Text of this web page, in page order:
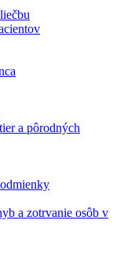
a pôrodných
a zotrvanie osôb v